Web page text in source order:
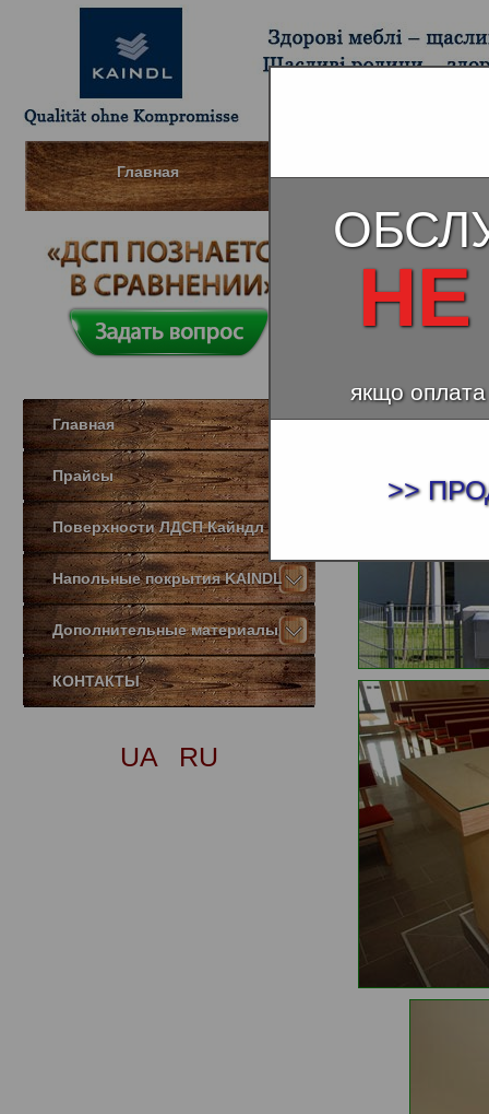
Главная
Главная
Прайсы
Поверхности ЛДСП Кайндл
Напольные покрытия KAINDL
Дополнительные материалы
КОНТАКТЫ
UA RU
якщо
>>